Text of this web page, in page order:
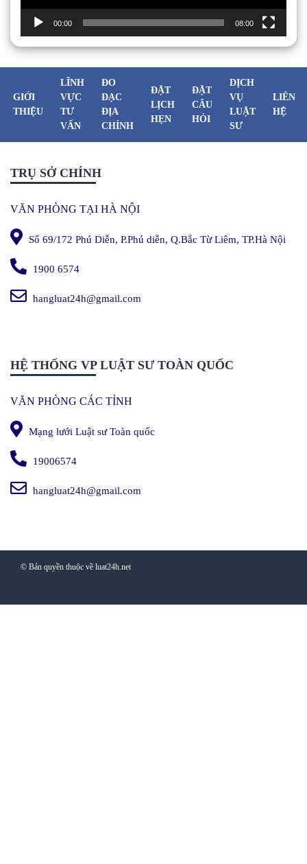
00:00 08:00
GIỚI
THIỆU
LĨNH
VỰC
TƯ
VẤN
ĐO
ĐẠC
ĐỊA
CHÍNH
ĐẶT
LỊCH
HẸN
ĐẶT
CÂU
HỎI
DỊCH
VỤ
LUẬT
SƯ
LIÊN
HỆ
TRỤ SỞ CHÍNH
VĂN PHÒNG TẠI HÀ NỘI
Số 69/172 Phú Diễn, P.Phú diễn, Q.Bắc Từ Liêm, TP.Hà Nội
1900 6574
hangluat24h@gmail.com
HỆ THỐNG VP LUẬT SƯ TOÀN QUỐC
VĂN PHÒNG CÁC TỈNH
Mạng lưới Luật sư Toàn quốc
19006574
hangluat24h@gmail.com
© Bản quyền thuộc về luat24h.net